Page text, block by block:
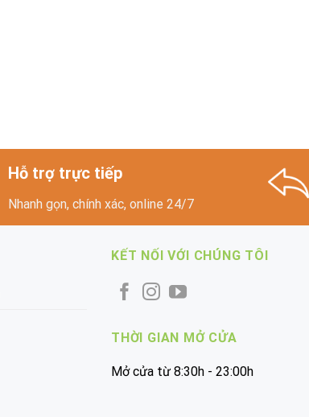
Hỗ trợ trực tiếp
Nhanh gọn, chính xác, online 24/7
KẾT NỐI VỚI CHÚNG TÔI
THỜI GIAN MỞ CỬA
Mở cửa từ 8:30h - 23:00h